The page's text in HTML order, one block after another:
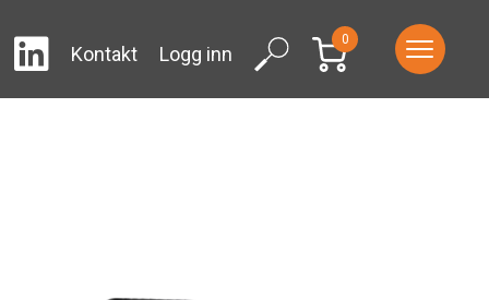
FacebookLinkedIn
Kontakt Logg inn Search
0